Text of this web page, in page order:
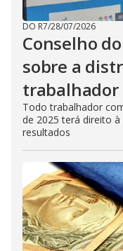
DO R7/28/07/2026
Conselho
sobre a
trabalhador
Todo trabalhador
de 2025 terá direito
resultados